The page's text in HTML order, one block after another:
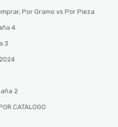
Por Gramo vs Por Pieza
4
3
2
CATALOGO